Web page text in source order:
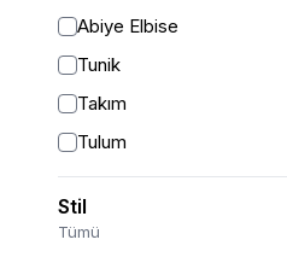
Abiye Elbise
Tunik
Takım
Tulum
Pantolon
Etek
Stil
Tümü